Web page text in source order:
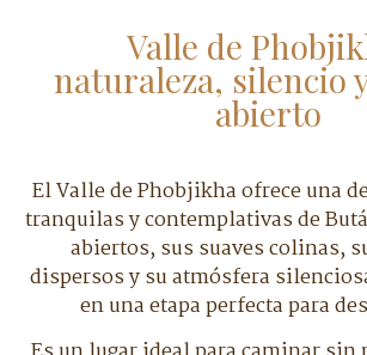
Valle de
naturaleza, silencio
abierto
El Valle de Phobjikha ofrece una
tranquilas y contemplativas de
abiertos, sus suaves colinas,
dispersos y su atmósfera
en una etapa perfecta para